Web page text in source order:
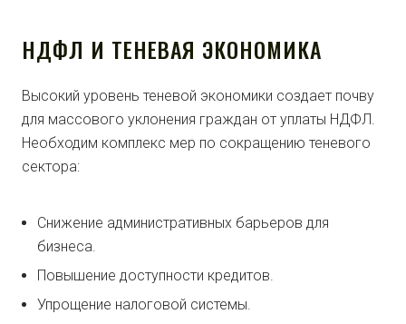
НДФЛ И ТЕНЕВАЯ ЭКОНОМИКА
Высокий уровень теневой экономики создает почву
для массового уклонения граждан от уплаты НДФЛ.
Необходим комплекс мер по сокращению теневого
сектора:
Снижение административных барьеров для
бизнеса.
Повышение доступности кредитов.
Упрощение налоговой системы.